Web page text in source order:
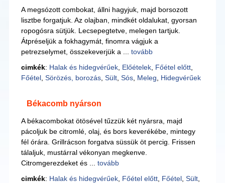
A megsózott combokat, állni hagyjuk, majd borsozott
lisztbe forgatjuk. Az olajban, mindkét oldalukat, gyorsan
ropogósra sütjük. Lecsepegtetve, melegen tartjuk.
Átpréseljük a fokhagymát, finomra vágjuk a
petrezselymet, összekeverjük a ... tovább
cimkék: Halak és hidegvérűek, Előételek, Főétel előtt,
Főétel, Sörözés, borozás, Sült, Sós, Meleg Hidegvérűek
Békacomb nyárson
A békacombokat ötösével tűzzük két nyársra, majd
pácoljuk be citromlé, olaj, és bors keverékébe, mintegy
fél órára. Grillrácson forgatva süssük öt percig. Frissen
tálaljuk, mustárral vékonyan megkenve.
Citromgerezdeket és ... tovább
cimkék: Halak és hidegvérűek, Főétel előtt, Főétel, Sült,